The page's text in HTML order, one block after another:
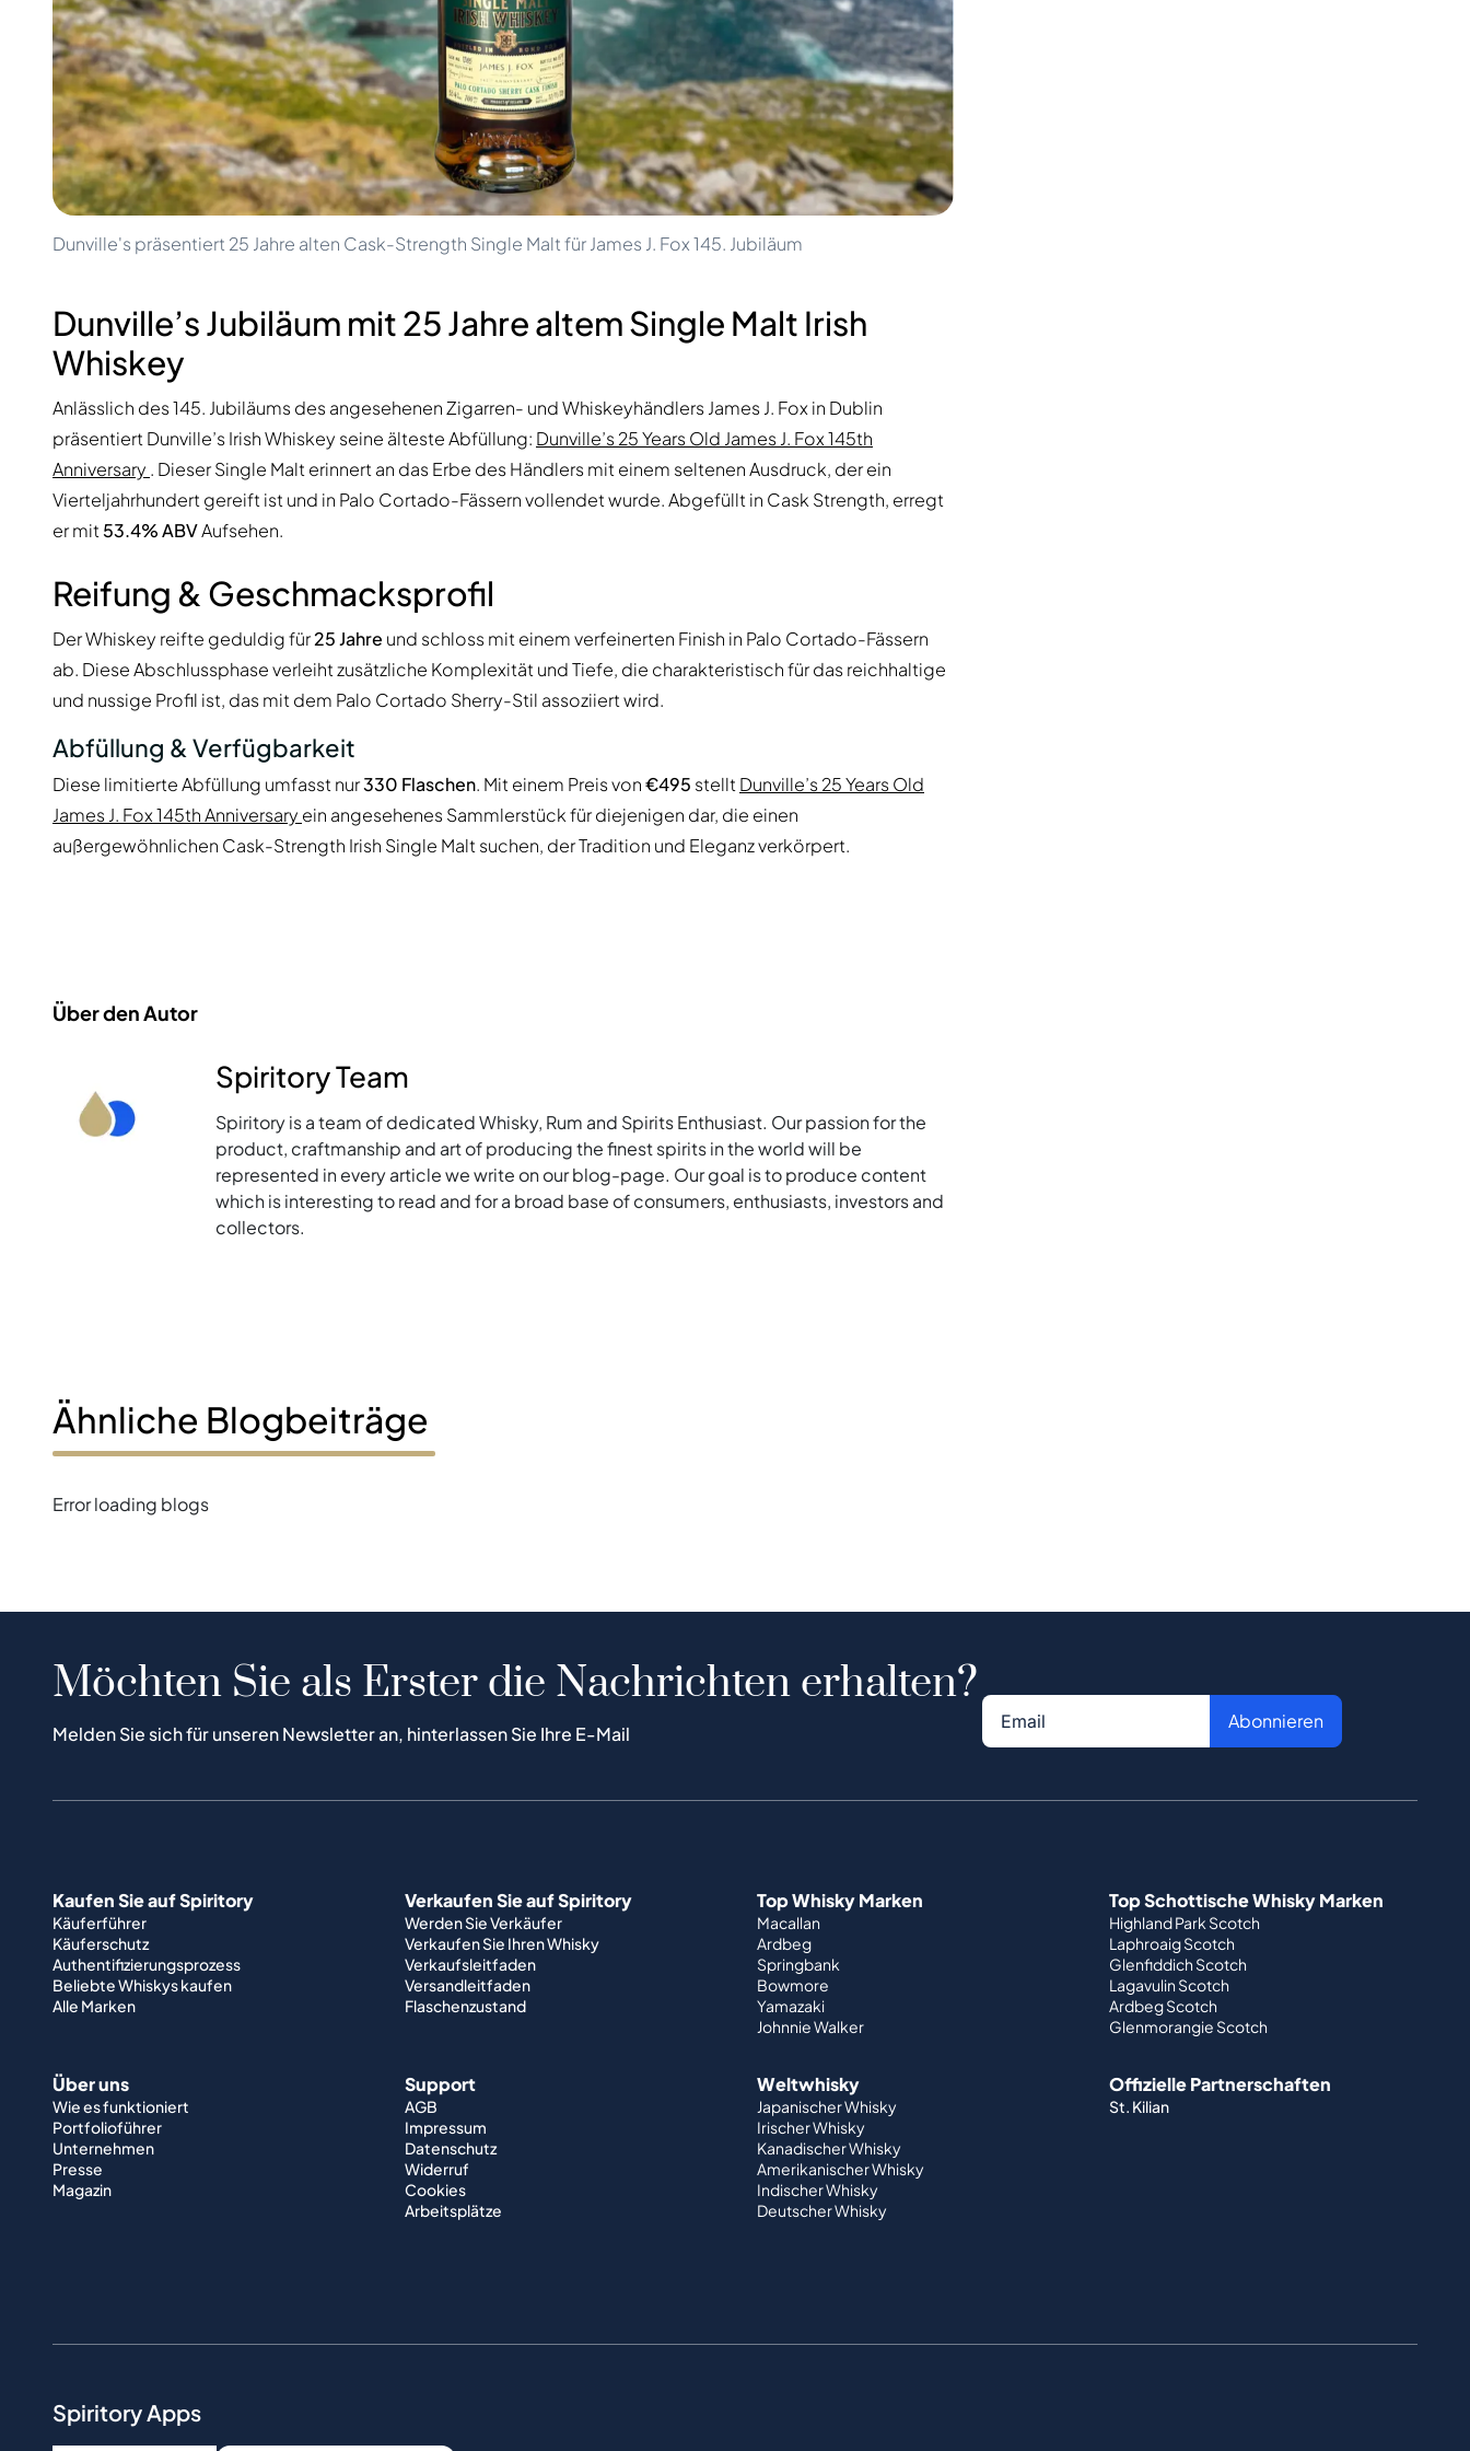
200-500€
Kommende Veröffentlichungen
Kollektionen
Kundenfavoriten
Rar & Sammlerstück
Limitierte Auflagen
Geschlossene Brennerei
Süßer Whisky
Diplomatico
Don Julio
Gin Mare
Mangabeiras
Hennessy
Martell
Monkey 47
Remy Martin
Ron Zacapa
Dunville's präsentiert 25 Jahre alten Cask-Strength Single Malt für James J. Fox 145. Jubiläum
Dunville’s Jubiläum mit 25 Jahre altem Single Malt Irish
Whiskey
Anlässlich des 145. Jubiläums des angesehenen Zigarren- und Whiskeyhändlers James J. Fox in Dublin
präsentiert Dunville’s Irish Whiskey seine älteste Abfüllung: Dunville’s 25 Years Old James J. Fox 145th
Anniversary . Dieser Single Malt erinnert an das Erbe des Händlers mit einem seltenen Ausdruck, der ein
Vierteljahrhundert gereift ist und in Palo Cortado-Fässern vollendet wurde. Abgefüllt in Cask Strength, erregt
er mit53.4% ABVAufsehen.
Reifung & Geschmacksprofil
Der Whiskey reifte geduldig für25 Jahre und schloss mit einem verfeinerten Finish in Palo Cortado-Fässern
ab. Diese Abschlussphase verleiht zusätzliche Komplexität und Tiefe, die charakteristisch für das reichhaltige
und nussige Profil ist, das mit dem Palo Cortado Sherry-Stil assoziiert wird.
Abfüllung & Verfügbarkeit
Diese limitierte Abfüllung umfasst nur330 Flaschen. Mit einem Preis von€495 stellt Dunville’s 25 Years Old
James J. Fox 145th Anniversary ein angesehenes Sammlerstück für diejenigen dar, die einen
außergewöhnlichen Cask-Strength Irish Single Malt suchen, der Tradition und Eleganz verkörpert.
Über den Autor
Spiritory Team
Spiritory is a team of dedicated Whisky, Rum and Spirits Enthusiast. Our passion for the
product, craftmanship and art of producing the finest spirits in the world will be
represented in every article we write on our blog-page. Our goal is to produce content
which is interesting to read and for a broad base of consumers, enthusiasts, investors and
collectors.
Ähnliche Blogbeiträge
Error loading blogs
Möchten Sie als Erster die Nachrichten erhalten?
Melden Sie sich für unseren Newsletter an, hinterlassen Sie Ihre E-Mail
Abonnieren
Kaufen Sie auf Spiritory
Käuferführer
Käuferschutz
Authentifizierungsprozess
Beliebte Whiskys kaufen
Alle Marken
Verkaufen Sie auf Spiritory
Werden Sie Verkäufer
Verkaufen Sie Ihren Whisky
Verkaufsleitfaden
Versandleitfaden
Flaschenzustand
Top Whisky Marken
Macallan
Ardbeg
Springbank
Bowmore
Yamazaki
Johnnie Walker
Top Schottische Whisky Marken
Highland Park Scotch
Laphroaig Scotch
Glenfiddich Scotch
Lagavulin Scotch
Ardbeg Scotch
Glenmorangie Scotch
Über uns
Wie es funktioniert
Portfolioführer
Unternehmen
Presse
Magazin
Support
AGB
Impressum
Datenschutz
Widerruf
Cookies
Arbeitsplätze
Weltwhisky
Japanischer Whisky
Irischer Whisky
Kanadischer Whisky
Amerikanischer Whisky
Indischer Whisky
Deutscher Whisky
Offizielle Partnerschaften
St. Kilian
Spiritory Apps